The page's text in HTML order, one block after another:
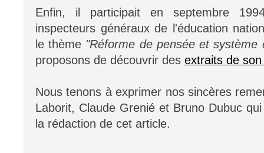
Enfin, il participait en septembre
inspecteurs généraux de l'éducation
le thème "Réforme de pensée et système
proposons de découvrir des extraits de
Nous tenons à exprimer nos sincères
Laborit, Claude Grenié et Bruno Dubuc
la rédaction de cet article.